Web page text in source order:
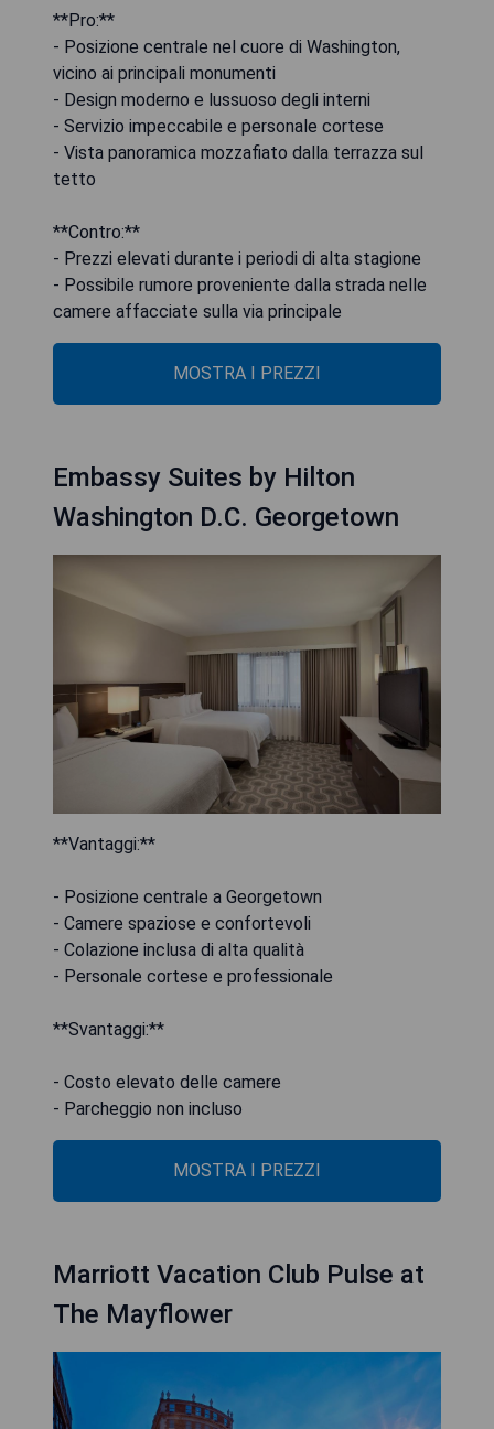
**Pro:**
- Posizione centrale nel cuore di Washington,
vicino ai principali monumenti
- Design moderno e lussuoso degli interni
- Servizio impeccabile e personale cortese
- Vista panoramica mozzafiato dalla terrazza sul
tetto
**Contro:**
- Prezzi elevati durante i periodi di alta stagione
- Possibile rumore proveniente dalla strada nelle
camere affacciate sulla via principale
MOSTRA I PREZZI
Embassy Suites by Hilton
Washington D.C. Georgetown
**Vantaggi:**
- Posizione centrale a Georgetown
- Camere spaziose e confortevoli
- Colazione inclusa di alta qualità
- Personale cortese e professionale
**Svantaggi:**
- Costo elevato delle camere
- Parcheggio non incluso
MOSTRA I PREZZI
Marriott Vacation Club Pulse at
The Mayflower